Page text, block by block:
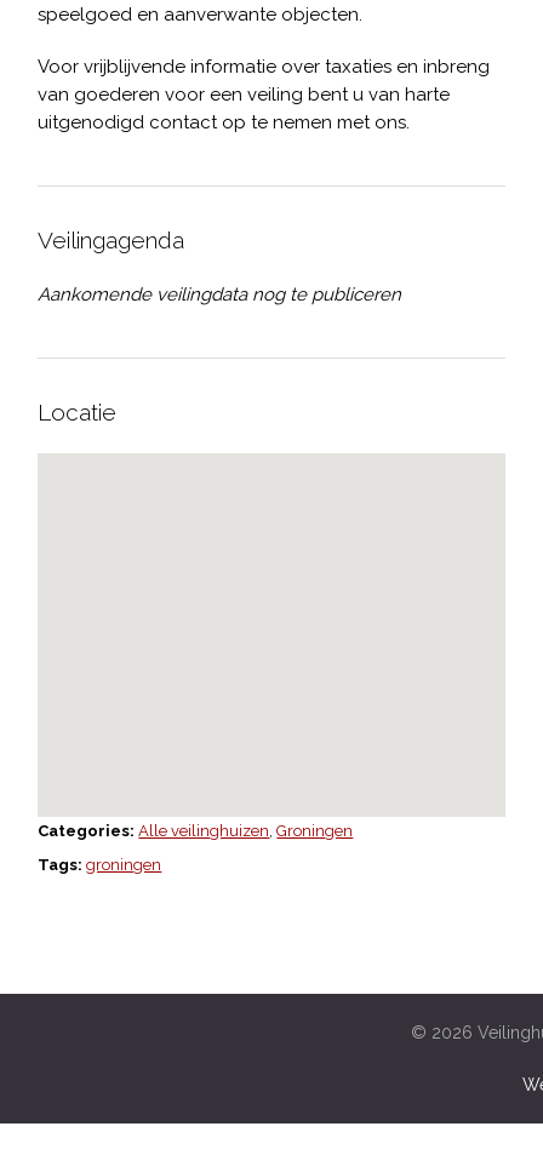
speelgoed en aanverwante objecten.
Voor vrijblijvende informatie over taxaties en inbreng
van goederen voor een veiling bent u van harte
uitgenodigd contact op te nemen met ons.
Veilingagenda
Aankomende veilingdata nog te publiceren
Locatie
Categories: Alle veilinghuizen,Groningen
Tags: groningen
© 2026